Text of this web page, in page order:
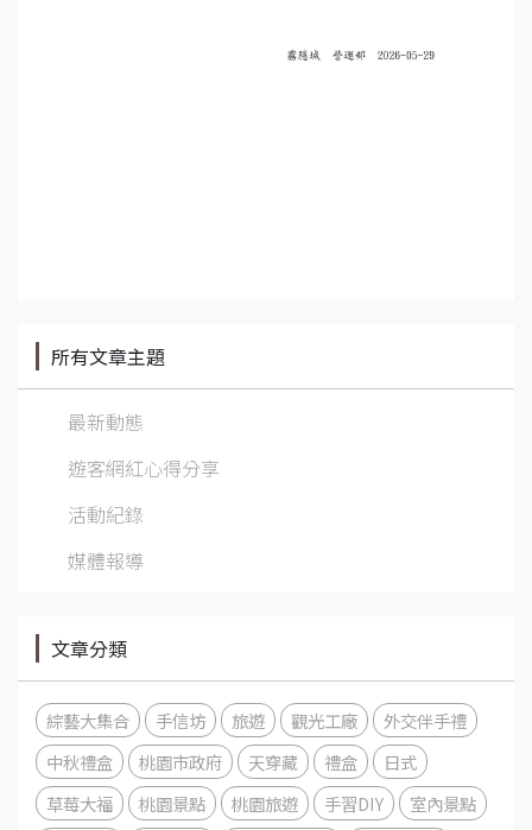
所有文章主題
最新動態
遊客網紅心得分享
活動紀錄
媒體報導
文章分類
綜藝大集合 手信坊 旅遊 觀光工廠
外交伴手禮
中秋禮盒
桃園市政府 天穿藏 禮盒
日式
草莓大福
桃園景點 桃園旅遊 手習DIY
室內景點